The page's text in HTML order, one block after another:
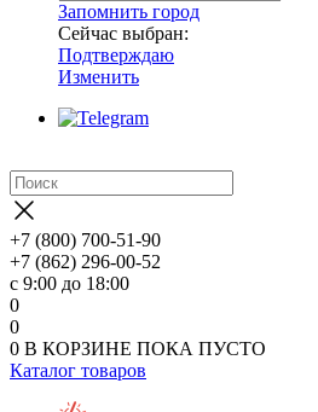
Запомнить город
Сейчас выбран:
Подтверждаю
Изменить
+7 (800) 700-51-90
+7 (862) 296-00-52
с 9:00 до 18:00
0
0
0 В КОРЗИНЕ ПОКА ПУСТО
Каталог товаров